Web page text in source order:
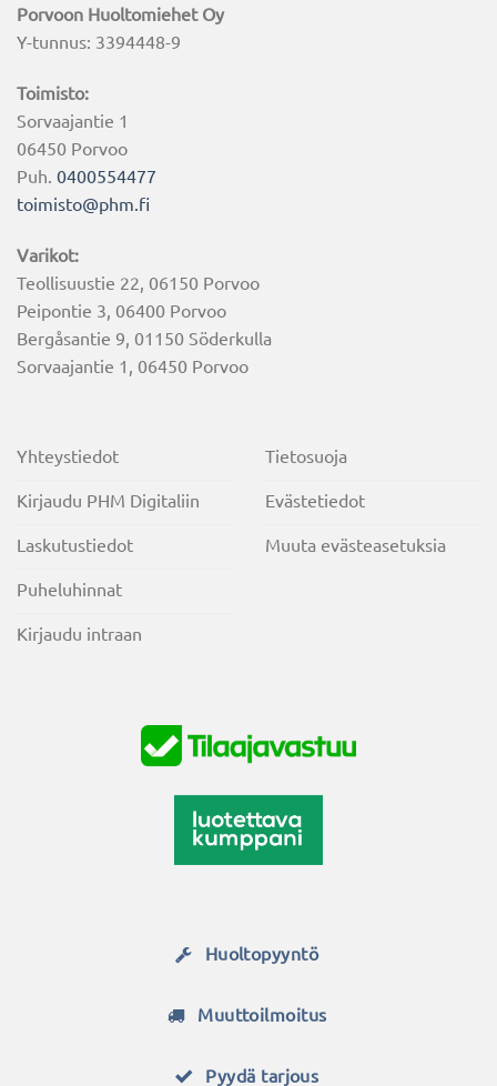
Porvoon Huoltomiehet Oy
Y-tunnus: 3394448-9
Toimisto:
Sorvaajantie 1
06450 Porvoo
Puh. 0400554477
toimisto@phm.fi
Varikot:
Teollisuustie 22, 06150 Porvoo
Peipontie 3, 06400 Porvoo
Bergåsantie 9, 01150 Söderkulla
Sorvaajantie 1, 06450 Porvoo
Yhteystiedot
Kirjaudu PHM Digitaliin
Laskutustiedot
Puheluhinnat
Kirjaudu intraan
Tietosuoja
Evästetiedot
Muuta evästeasetuksia
Huoltopyyntö
Muuttoilmoitus
Pyydä tarjous